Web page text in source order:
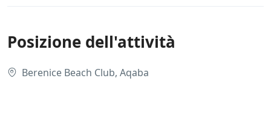
Posizione dell'attività
Berenice Beach Club, Aqaba